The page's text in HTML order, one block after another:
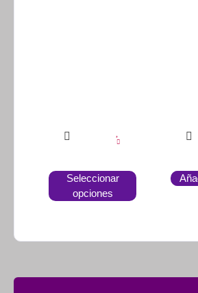
Seleccionar
opciones